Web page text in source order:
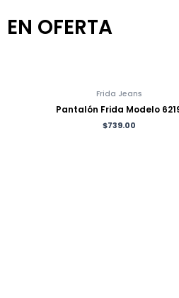
EN OFERTA
Frida Jeans
Pantalón Frida Modelo
$739.00